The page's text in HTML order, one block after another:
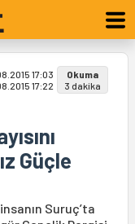
17:03
17:22
Okuma
3 dakika
Güçle
Suruç’ta